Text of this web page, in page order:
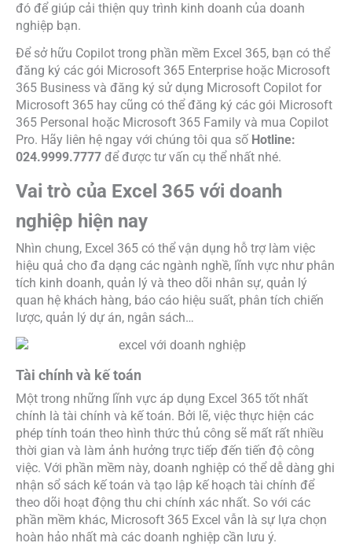
đó để giúp cải thiện quy trình kinh doanh của doanh
nghiệp bạn.
Để sở hữu Copilot trong phần mềm Excel 365, bạn có thể
đăng ký các gói Microsoft 365 Enterprise hoặc Microsoft
365 Business và đăng ký sử dụng Microsoft Copilot for
Microsoft 365 hay cũng có thể đăng ký các gói Microsoft
365 Personal hoặc Microsoft 365 Family và mua Copilot
Pro. Hãy liên hệ ngay với chúng tôi qua số Hotline:
024.9999.7777 để được tư vấn cụ thể nhất nhé.
Vai trò của Excel 365 với doanh
nghiệp hiện nay
Nhìn chung, Excel 365 có thể vận dụng hỗ trợ làm việc
hiệu quả cho đa dạng các ngành nghề, lĩnh vực như phân
tích kinh doanh, quản lý và theo dõi nhân sự, quản lý
quan hệ khách hàng, báo cáo hiệu suất, phân tích chiến
lược, quản lý dự án, ngân sách…
Tài chính và kế toán
Một trong những lĩnh vực áp dụng Excel 365 tốt nhất
chính là tài chính và kế toán. Bởi lẽ, việc thực hiện các
phép tính toán theo hình thức thủ công sẽ mất rất nhiều
thời gian và làm ảnh hưởng trực tiếp đến tiến độ công
việc. Với phần mềm này, doanh nghiệp có thể dễ dàng ghi
nhận sổ sách kế toán và tạo lập kế hoạch tài chính để
theo dõi hoạt động thu chi chính xác nhất. So với các
phần mềm khác, Microsoft 365 Excel vẫn là sự lựa chọn
hoàn hảo nhất mà các doanh nghiệp cần lưu ý.